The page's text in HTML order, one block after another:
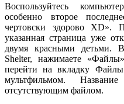
Воспользуйтесь
особенно второе
чертовски здорово XD».
указанная страница уже
двумя красными детьми.
Shelter, нажимаете
перейти на вкладку
мультфильмом.
отсутствующим файлом.